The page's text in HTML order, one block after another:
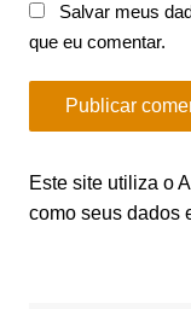
Salvar meus
que eu comentar.
Este site utiliza o
como seus dados